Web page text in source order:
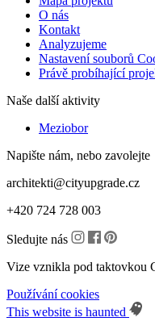
O nás
Kontakt
Analyzujeme
Nastavení souborů
Právě probíhající
Naše další aktivity
Meziobor
Napište nám, nebo zavolejte
architekti@cityupgrade.cz
+420 724 728 003
Sledujte nás
Vize vznikla pod taktovkou
Používání cookies
This website is haunted